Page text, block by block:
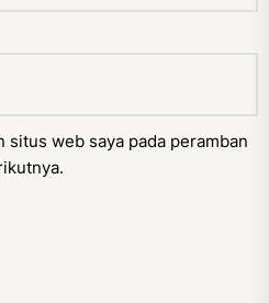
situs web saya pada peramban